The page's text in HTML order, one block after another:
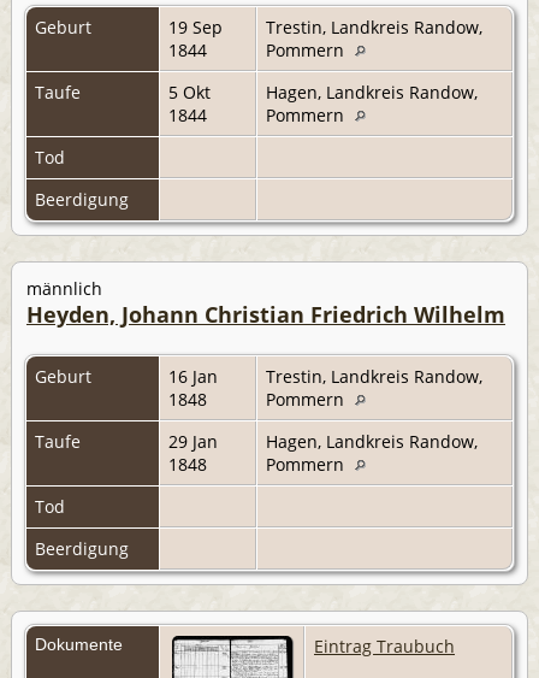
Geburt
19 Sep
1844
Trestin, Landkreis Randow,
Pommern
Taufe
5 Okt
1844
Hagen, Landkreis Randow,
Pommern
Tod
Beerdigung
männlich
Heyden, Johann Christian Friedrich Wilhelm
Geburt
16 Jan
1848
Trestin, Landkreis Randow,
Pommern
Taufe
29 Jan
1848
Hagen, Landkreis Randow,
Pommern
Tod
Beerdigung
Dokumente Eintrag Traubuch